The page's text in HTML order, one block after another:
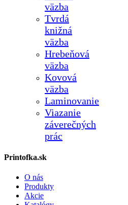
väzba
Tvrdá
knižná
väzba
Hrebeňová
väzba
Kovová
väzba
Laminovanie
Viazanie
záverečných
prác
Printofka.sk
O nás
Produkty
Akcie